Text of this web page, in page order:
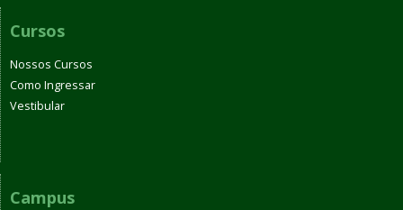
Cursos
Nossos Cursos
Como Ingressar
Vestibular
Campus